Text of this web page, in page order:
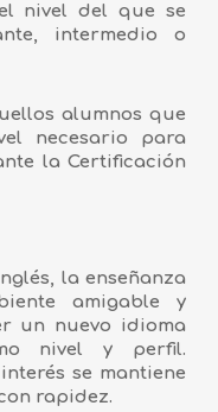
nivel del que se
intermedio o
alumnos que
necesario para
la Certificación
la enseñanza
amigable y
un nuevo idioma
nivel y perfil.
se mantiene
rapidez.